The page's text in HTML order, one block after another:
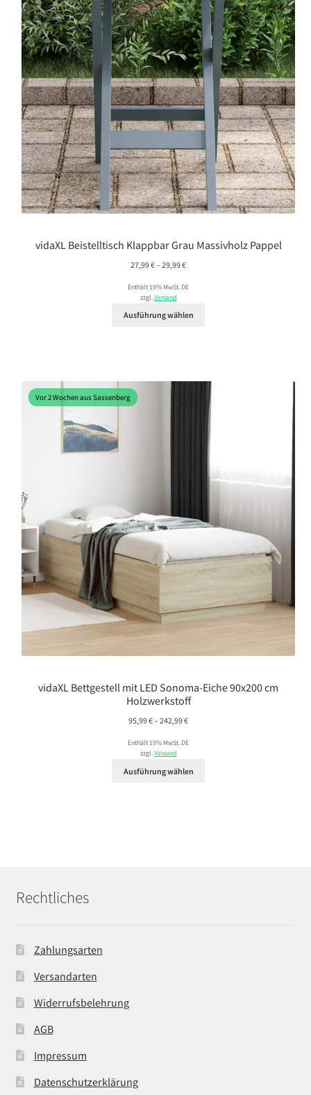
vidaXL Beistelltisch Klappbar Grau Massivholz Pappel
27,99€– 29,99€Preisspanne:
bis
Enthält 19% MwSt. DE
zzgl.Versand
Ausführung wählen
Vor 2 Wochen aus Sassenberg
vidaXL Bettgestell mit LED Sonoma-Eiche 90x200 cm
Holzwerkstoff
95,99€– 242,99€Preisspanne:
bis
Enthält 19% MwSt. DE
zzgl.Versand
Ausführung wählen
Rechtliches
Zahlungsarten
Versandarten
Widerrufsbelehrung
AGB
Impressum
Datenschutzerklärung